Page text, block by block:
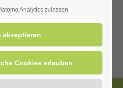
Deko
1 – 2 Stunden
Analytics zulassen